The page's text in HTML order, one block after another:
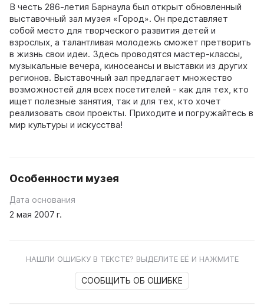
В честь 286-летия Барнаула был открыт обновленный
выставочный зал музея «Город». Он представляет
собой место для творческого развития детей и
взрослых, а талантливая молодежь сможет претворить
в жизнь свои идеи. Здесь проводятся мастер-классы,
музыкальные вечера, киносеансы и выставки из других
регионов. Выставочный зал предлагает множество
возможностей для всех посетителей - как для тех, кто
ищет полезные занятия, так и для тех, кто хочет
реализовать свои проекты. Приходите и погружайтесь в
мир культуры и искусства!
Особенности музея
Дата основания
2 мая 2007 г.
НАШЛИ ОШИБКУ В ТЕКСТЕ? ВЫДЕЛИТЕ ЕЁ И НАЖМИТЕ
СООБЩИТЬ ОБ ОШИБКЕ